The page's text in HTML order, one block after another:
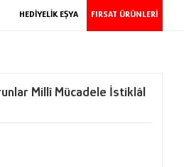
HEDİYELİK EŞYA FIRSAT ÜRÜNLERİ
Millî Mücadele İstiklâl